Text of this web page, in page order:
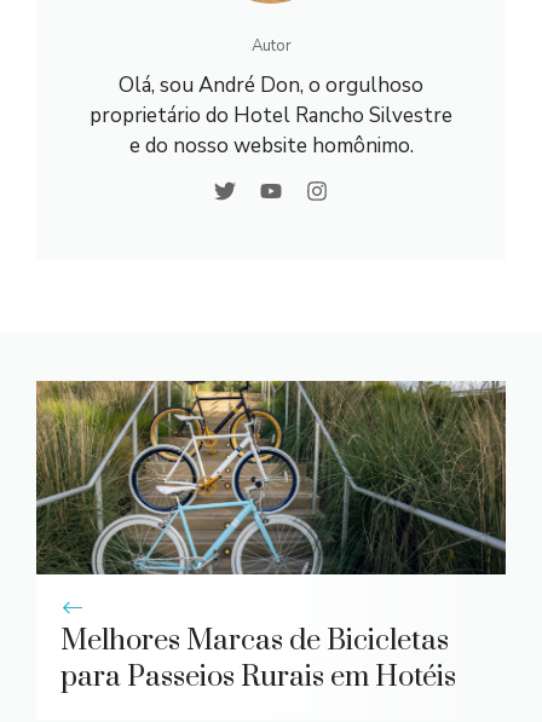
Autor
Olá, sou André Don, o orgulhoso
proprietário do Hotel Rancho Silvestre
e do nosso website homônimo.
Melhores Marcas de Bicicletas
para Passeios Rurais em Hotéis